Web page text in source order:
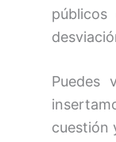
Puedes
cuestión